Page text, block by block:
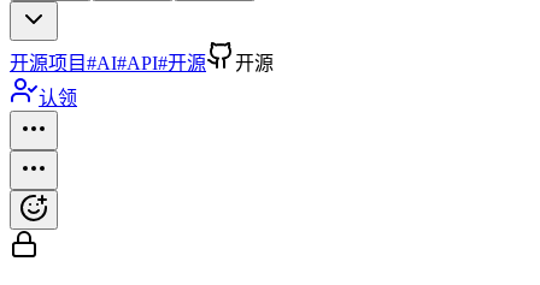
开源项目#AI#API#开源
开源
认领